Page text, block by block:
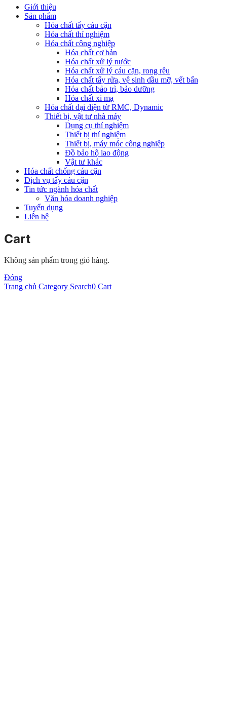
Giới thiệu
Sản phẩm
Hóa chất tẩy cáu cặn
Hóa chất thí nghiệm
Hóa chất công nghiệp
Hóa chất cơ bản
Hóa chất xử lý nước
Hóa chất xử lý cáu cặn, rong rêu
Hóa chất tẩy rửa, vệ sinh dầu mỡ, vết bẩn
Hóa chất bảo trì, bảo dưỡng
Hóa chất xi mạ
Hóa chất đại diện từ RMC, Dynamic
Thiết bị, vật tư nhà máy
Dụng cụ thí nghiệm
Thiết bị thí nghiệm
Thiết bị, máy móc công nghiệp
Đồ bảo hộ lao động
Vật tư khác
Hóa chất chống cáu cặn
Dịch vụ tẩy cáu cặn
Tin tức ngành hóa chất
Văn hóa doanh nghiệp
Tuyển dụng
Liên hệ
Cart
Không sản phẩm trong giỏ hàng.
Đóng
Trang chủ Category Search0 Cart